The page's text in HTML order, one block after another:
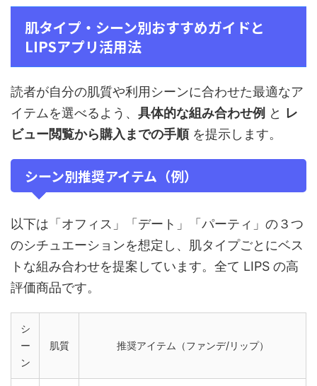
肌タイプ・シーン別おすすめガイドと
LIPSアプリ活用法
読者が自分の肌質や利用シーンに合わせた最適なア
イテムを選べるよう、 具体的な組み合わせ例 と レ
ビュー閲覧から購入までの手順を提示します。
シーン別推奨アイテム（例）
以下は「オフィス」「デート」「パーティ」の３つ
のシチュエーションを想定し、肌タイプごとにベス
トな組み合わせを提案しています。全て LIPS の高
評価商品です。
シ
ー
ン
肌質 推奨アイテム（ファンデ/リップ）